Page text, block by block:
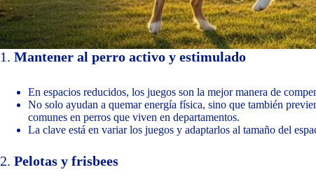
1. Mantener al perro activo y estimulado
En espacios reducidos, los juegos son la mejor manera de
No solo ayudan a quemar energía física, sino que también
comunes en perros que viven en departamentos.
La clave está en variar los juegos y adaptarlos al tamaño del
2. Pelotas y frisbees